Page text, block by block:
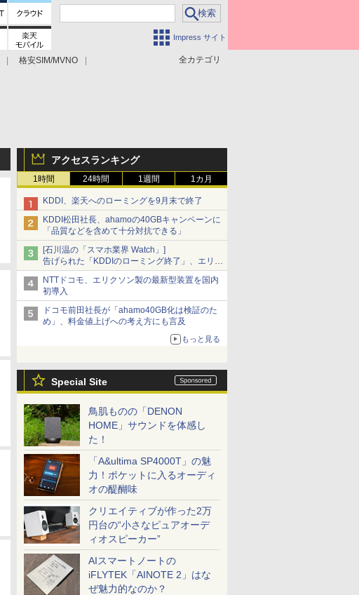
Impress サイト
全カテゴリ
格安SIM/MVNO
アクセスランキング
1時間 24時間 1週間 1カ月
KDDI、楽天へのローミングを9月末で終了
KDDI松田社長、ahamoの40GBキャンペーンに
「品質などを含めて十分対抗できる」
[石川温の「スマホ業界 Watch」]
告げられた「KDDIのローミング終了」、エリア
マップの落とし穴と楽天モバイルの課題
NTTドコモ、エリクソン製の最新型装置を国内
初導入
ドコモ前田社長が「ahamo40GB化は検証のた
め」、料金値上げへの考え方にも言及
もっと見る
Special Site
鳥肌ものの「DENON
HOME」サウンドを体感し
た！
「A&ultima SP4000T」の魅
力！ポケットに入るオーディ
オの醍醐味
クリエイティブが作った2万
円台の“小さなピュアオーデ
ィオスピーカー”
AIスマートノートの
iFLYTEK「AINOTE 2」はな
ぜ魅力的なのか？